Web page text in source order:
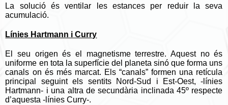
La solució és ventilar les estances per reduir la seva
acumulació.
Línies Hartmann i Curry
El seu origen és el magnetisme terrestre. Aquest no és
uniforme en tota la superfície del planeta sinó que forma uns
canals on és més marcat. Els “canals” formen una retícula
principal seguint els sentits Nord-Sud i Est-Oest, -línies
Hartmann- i una altra de secundària inclinada 45º respecte
d’aquesta -línies Curry-.